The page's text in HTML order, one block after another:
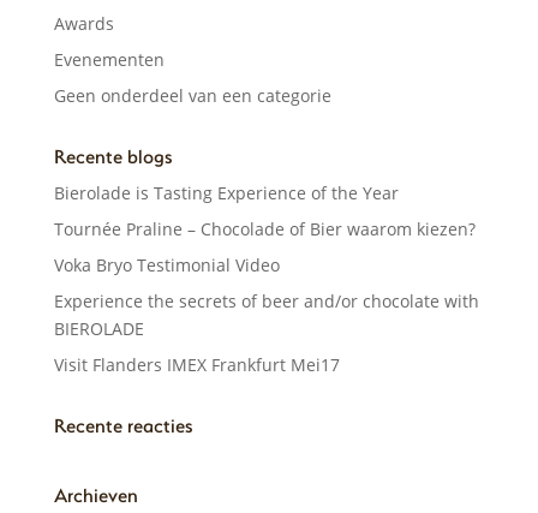
Awards
Evenementen
Geen onderdeel van een categorie
Recente blogs
Bierolade is Tasting Experience of the Year
Tournée Praline – Chocolade of Bier waarom kiezen?
Voka Bryo Testimonial Video
Experience the secrets of beer and/or chocolate with
BIEROLADE
Visit Flanders IMEX Frankfurt Mei17
Recente reacties
Archieven